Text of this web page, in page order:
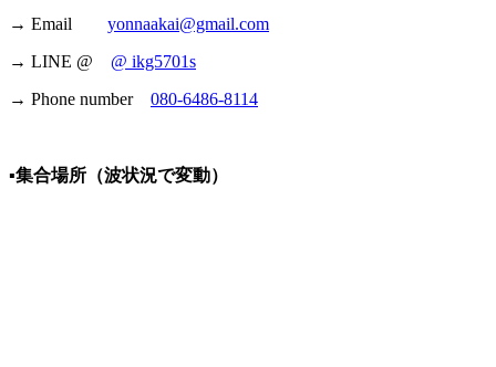
→ Email yonnaakai@gmail.com
→ LINE @ @ ikg5701s
→ Phone number 080-6486-8114
▪️集合場所（波状況で変動）